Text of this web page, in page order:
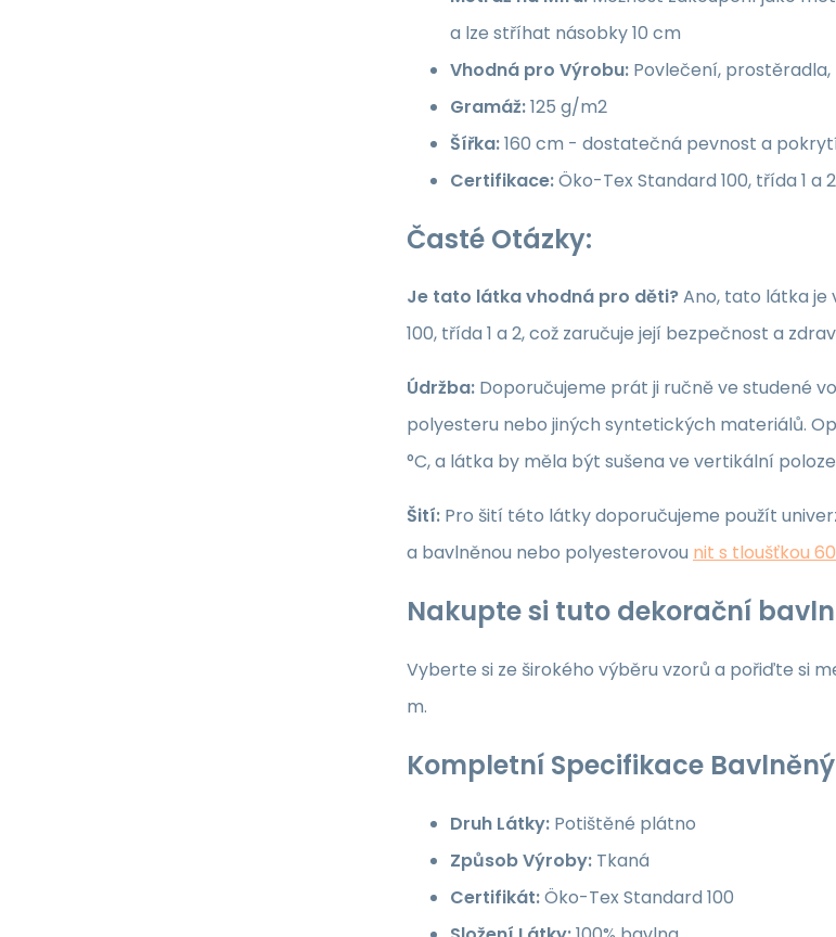
a lze stříhat násobky 10 cm
Vhodná pro Výrobu: Povlečení,
Gramáž:125 g/m2
Šířka:160 cm - dostatečná pevnost a
Certifikace:Öko-Tex Standard 100, třída 1
Časté Otázky:
Je tato látka vhodná pro děti?Ano, tato látka je
100, třída 1 a 2, což zaručuje její bezpečnost a
Údržba: Doporučujeme prát ji ručně ve studené
polyesteru nebo jiných syntetických materiálů.
°C, a látka by měla být sušena ve vertikální
Šití: Pro šití této látky doporučujeme použít
a bavlněnou nebo polyesterovou nit s tloušťkou
Nakupte si tuto dekorační
Vyberte si ze širokého výběru vzorů a pořiďte si
m.
Kompletní Specifikace
Druh Látky: Potištěné plátno
Způsob Výroby: Tkaná
Certifikát:Öko-Tex Standard 100